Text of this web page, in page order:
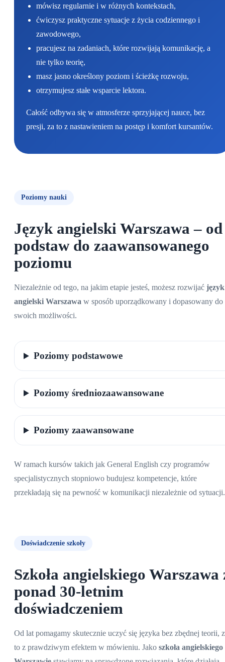
mówisz regularnie i w różnych kontekstach,
ćwiczysz praktyczne sytuacje z życia codziennego i
zawodowego,
pracujesz na zadaniach, które rozwijają komunikację, a
nie tylko teorię,
masz jasno określony poziom i ścieżkę rozwoju,
otrzymujesz stałe wsparcie lektora.
Całość odbywa się w atmosferze sprzyjającej nauce, bez
presji, za to z nastawieniem na postęp i komfort kursantów.
Poziomy nauki
Język angielski Warszawa– od
podstaw do zaawansowanego
poziomu
Niezależnie od tego, na jakim etapie jesteś, możesz rozwijać język
angielski Warszawa w sposób uporządkowany i dopasowany do
swoich możliwości.
Poziomy podstawowe
Poziomy średniozaawansowane
Poziomy zaawansowane
W ramach kursów takich jak General English czy programów
specjalistycznych stopniowo budujesz kompetencje, które
przekładają się na pewność w komunikacji niezależnie od sytuacji.
Doświadczenie szkoły
Szkoła angielskiego Warszawa
ponad 30-letnim
doświadczeniem
Od lat pomagamy skutecznie uczyć się języka bez zbędnej teorii,
to z prawdziwym efektem w mówieniu. Jako szkoła